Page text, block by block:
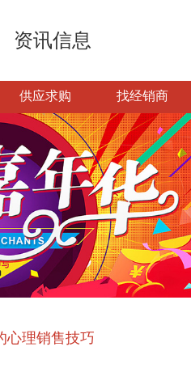
资讯信息
供应求购 找经销商
心理销售技巧